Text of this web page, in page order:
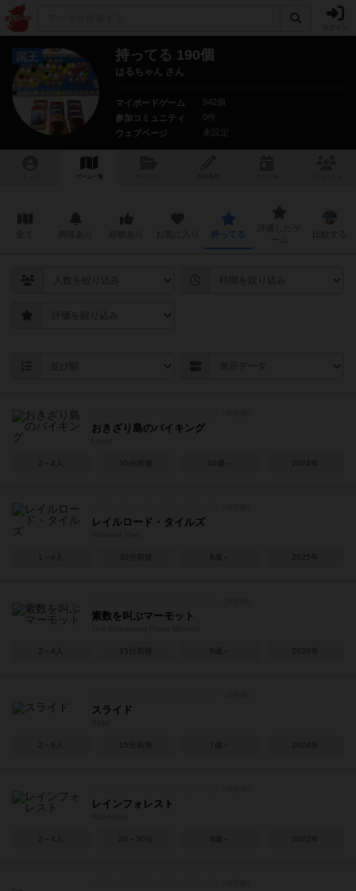
国王 持ってる 190個
はるちゃん さん
マイボードゲーム
942個
参加コミュニティ
0件
ウェブページ
未設定
ゲーム一覧
持ってる
おきざり島のバイキング
2～4人 35分前後 10歳～ 2024年
レイルロード・タイルズ
1～4人 30分前後 8歳～ 2025年
素数を叫ぶマーモット
2～4人 15分前後 8歳～ 2026年
スライド
2～6人 15分前後 7歳～ 2024年
レインフォレスト
2～4人 20～30分 8歳～ 2022年